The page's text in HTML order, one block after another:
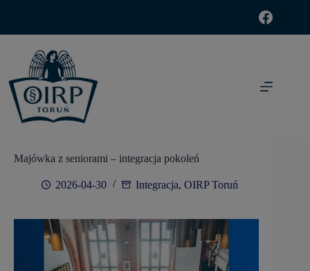
Majówka z seniorami – integracja pokoleń
2026-04-30 Integracja, OIRP Toruń